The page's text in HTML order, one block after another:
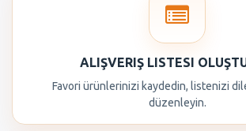
ALIŞVERIŞ LISTESI
Favori ürünlerinizi kaydedin, listenizi
düzenleyin.